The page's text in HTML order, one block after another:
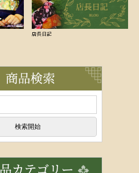
店長日記